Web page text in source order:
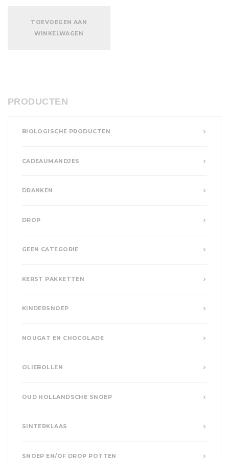
TOEVOEGEN AAN
WINKELWAGEN
PRODUCTEN
BIOLOGISCHE PRODUCTEN
CADEAUMANDJES
DRANKEN
DROP
GEEN CATEGORIE
KERST PAKKETTEN
KINDERSNOEP
NOUGAT EN CHOCOLADE
OLIEBOLLEN
OUD HOLLANDSCHE SNOEP
SINTERKLAAS
SNOEP EN/OF DROP POTTEN